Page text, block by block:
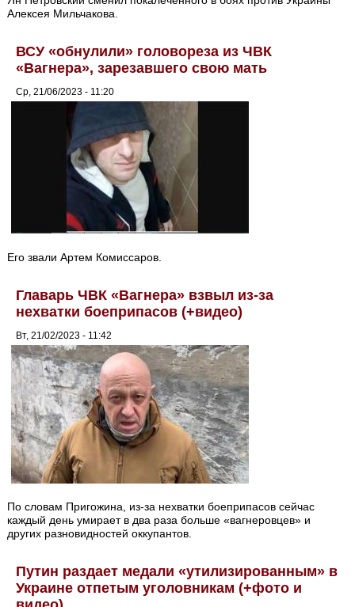
Алексея Мильчакова.
ВСУ «обнулили» головореза из ЧВК
«Вагнера», зарезавшего свою мать
Ср, 21/06/2023 - 11:20
Его звали Артем Комиссаров.
Главарь ЧВК «Вагнера» взвыл из-за
нехватки боеприпасов (+видео)
Вт, 21/02/2023 - 11:42
По словам Пригожина, из-за нехватки боеприпасов сейчас
каждый день умирает в два раза больше «вагнеровцев» и
других разновидностей оккупантов.
Путин раздает медали «утилизированным» в
Украине отпетым уголовникам (+фото и